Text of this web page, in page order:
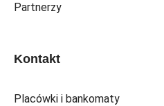
Partnerzy
Kontakt
Placówki i bankomaty